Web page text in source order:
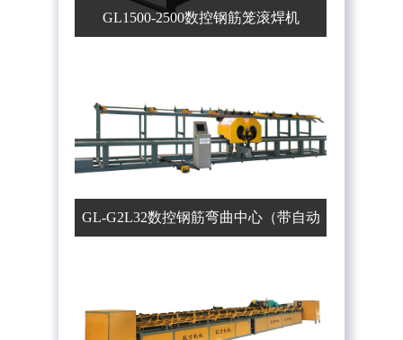
GL1500-2500数控钢筋笼滚焊机
GL-G2L32数控钢筋弯曲中心（带自动